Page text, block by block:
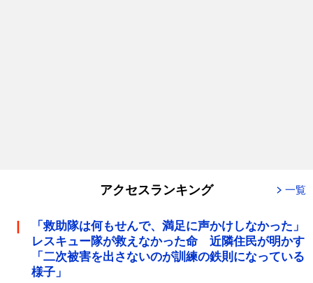
アクセスランキング 一覧
「救助隊は何もせんで、満足に声かけしなかった」
レスキュー隊が救えなかった命 近隣住民が明かす
「二次被害を出さないのが訓練の鉄則になっている
様子」